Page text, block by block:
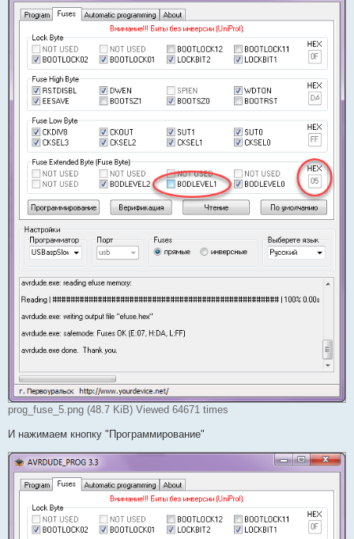
prog_fuse_5.png (48.7 KiB) Viewed 64671 times
И нажимаем кнопку "Программирование"